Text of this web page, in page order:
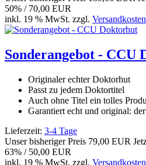
50% / 70,00 EUR
inkl. 19 % MwSt. zzgl. Versandkosten
Sonderangebot - CCU
Originaler echter Doktorhut
Passt zu jedem Doktortitel
Auch ohne Titel ein tolles
Garantiert echt und original:
Lieferzeit: 3-4 Tage
Unser bisheriger Preis 79,00 EUR
63% / 50,00 EUR
inkl. 19 % MwSt. zzgl. Versandkosten